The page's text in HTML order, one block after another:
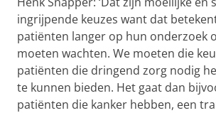
ingrijpende keuzes want dat
patiënten langer op hun onderzoek
moeten wachten. We moeten die
patiënten die dringend zorg nodig
te kunnen bieden. Het gaat dan
patiënten die kanker hebben, een